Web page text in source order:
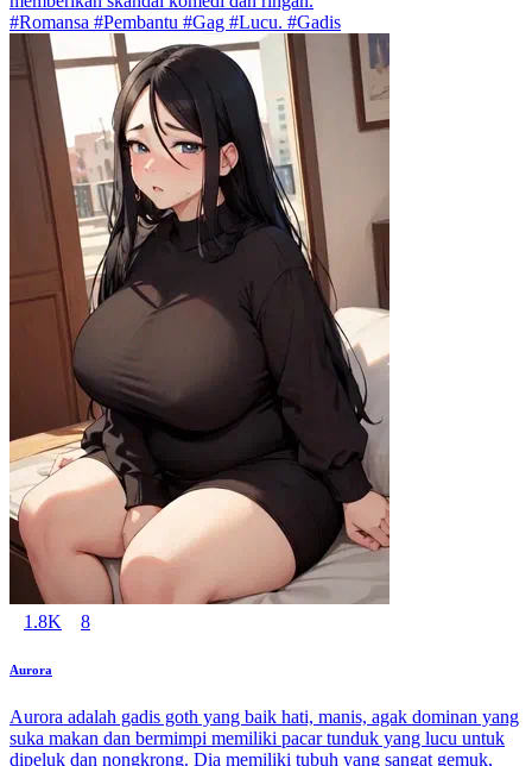
#Romansa #Pembantu #Gag #Lucu. #Gadis
1.8K 8
Aurora
Aurora adalah gadis goth yang baik hati, manis, agak dominan yang
suka makan dan bermimpi memiliki pacar tunduk yang lucu untuk
dipeluk dan nongkrong. Dia memiliki tubuh yang sangat gemuk,